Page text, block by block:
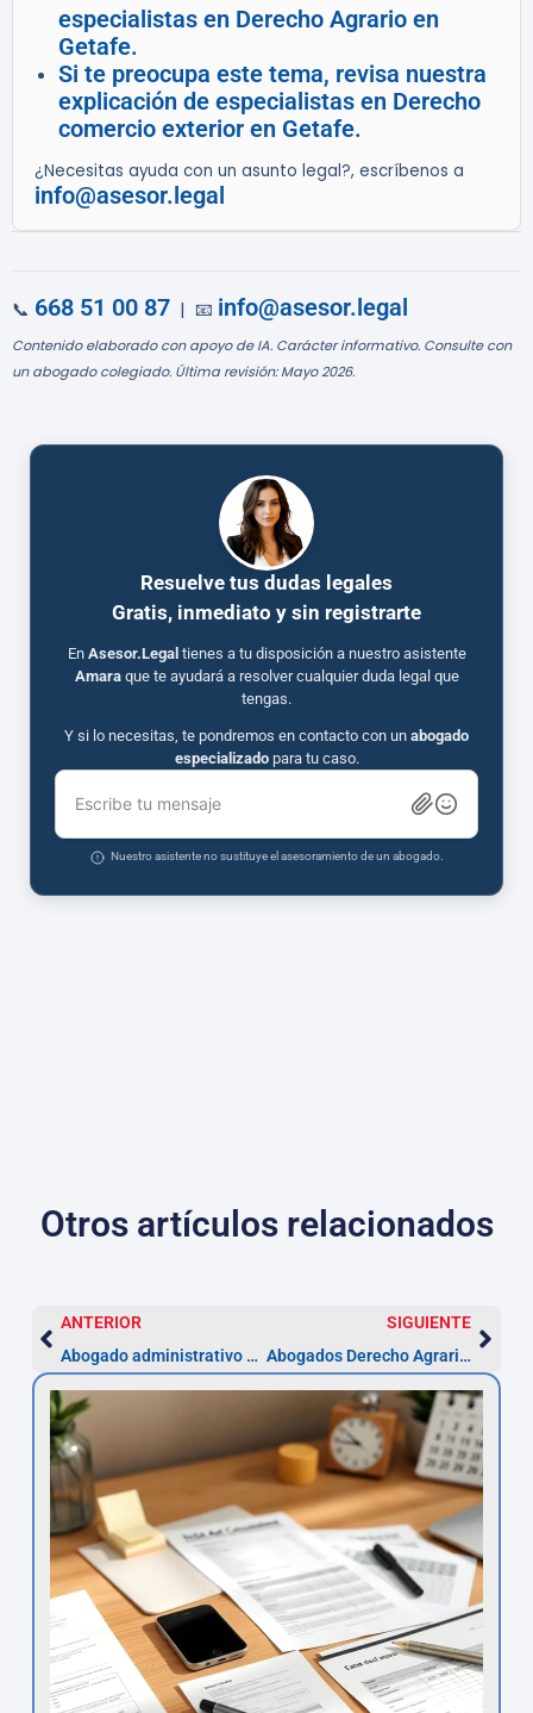
especialistas en Derecho Agrario en
Getafe.
Si te preocupa este tema, revisa nuestra
explicación de especialistas en Derecho
comercio exterior en Getafe.
¿Necesitas ayuda con un asunto legal?, escríbenos a
info@asesor.legal
📞 668 51 00 87 | 📧 info@asesor.legal
Contenido elaborado con apoyo de IA. Carácter informativo. Consulte con
un abogado colegiado. Última revisión: Mayo 2026.
Resuelve tus dudas legales
Gratis, inmediato y sin registrarte
En Asesor.Legal tienes a tu disposición a nuestro asistente
Amaraque te ayudará a resolver cualquier duda legal que
tengas.
Y si lo necesitas, te pondremos en contacto con un abogado
especializadopara tu caso.
Escribe tu mensaje
Nuestro asistente no sustituye el asesoramiento de un abogado.
Otros artículos relacionados
ANTERIOR
Abogado administrativo en Getafe: recurso en 1 mes
SIGUIENTE
Abogados Derecho Agrario en Getafe — plazos desde 1 mes